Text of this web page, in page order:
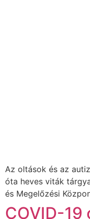
Az oltások és az
óta heves viták
és Megelőzési
COVID-